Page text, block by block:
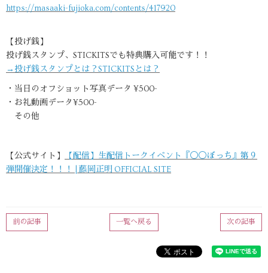
https://masaaki-fujioka.com/contents/417920
【投げ銭】
投げ銭スタンプ、STICKITSでも特典購入可能です！！
→投げ銭スタンプとは？STICKITSとは？
・当日のオフショット写真データ ¥500-
・お礼動画データ¥500-
その他
【公式サイト】
【配信】生配信トークイベント『◯◯ぼっち』第９
弾開催決定！！！ | 藤岡正明 OFFICIAL SITE
次の記事
一覧へ戻る
前の記事